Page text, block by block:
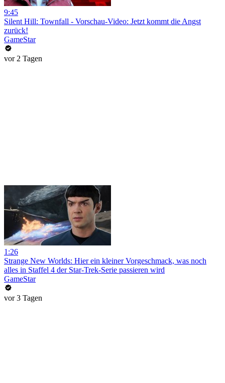
9:45
Silent Hill: Townfall - Vorschau-Video: Jetzt kommt die Angst
zurück!
GameStar
vor 2 Tagen
1:26
Strange New Worlds: Hier ein kleiner Vorgeschmack, was noch
alles in Staffel 4 der Star-Trek-Serie passieren wird
GameStar
vor 3 Tagen